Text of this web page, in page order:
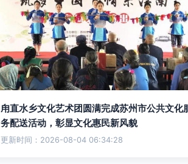
甪直水乡文化艺术团圆满完成苏州市公共文化
务配送活动，彰显文化惠民新风貌
更新时间：2026-08-04 06:34:28